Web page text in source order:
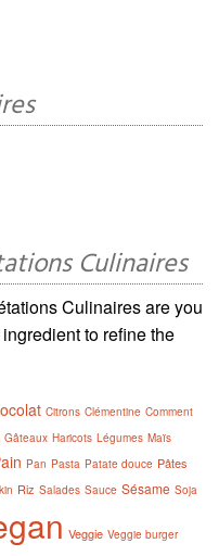
Culinaires
Culinaires are you
to refine the
Citrons Clémentine Comment
Gâteaux Haricots Légumes Maïs
Pan Pasta Patate douce Pâtes
Riz Salades Sauce Sésame Soja
Veggie Veggie burger